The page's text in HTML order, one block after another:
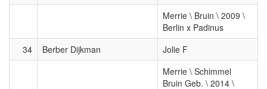
Merrie \ Bruin \ 2009 \
Berlin x Padinus
34
Berber Dijkman
Jolie F
Merrie \ Schimmel
Bruin Geb. \ 2014 \